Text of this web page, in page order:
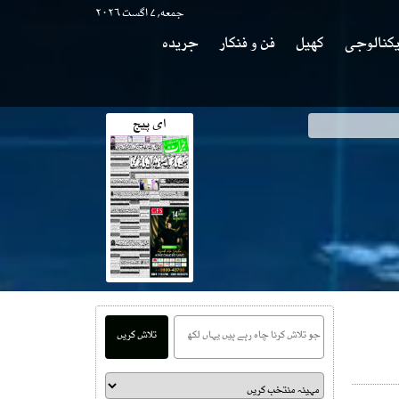
جمعه, ۷ اگست ۲۰۲۶
کھیل فن و فنکار
جریدہ
ای پیج
تلاش کریں